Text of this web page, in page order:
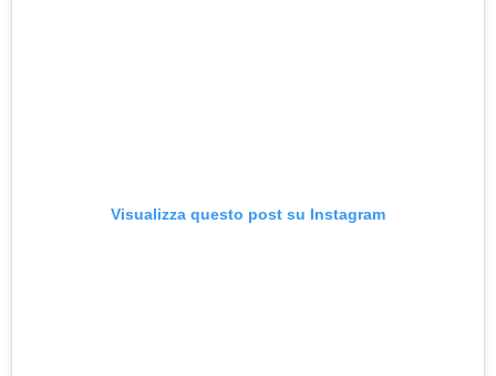
Visualizza questo post su Instagram